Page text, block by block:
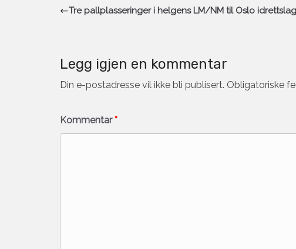
Tre pallplasseringer i helgens LM/NM til Oslo
Legg igjen en kommentar
Din e-postadresse vil ikke bli publisert. Obligatoriske
Kommentar*